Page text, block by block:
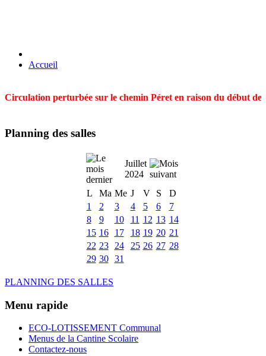
Accueil
Circulation perturbée sur le chemin Péret en raison du début
Planning des salles
Juillet
2024
L
Ma Me J V S
D
1
2 3 4 5 6
7
8
9 10 11 12 13 14
15 16 17 18 19 20 21
22 23 24 25 26 27 28
29 30 31
PLANNING DES SALLES
Menu rapide
ECO-LOTISSEMENT Communal
Menus de la Cantine Scolaire
Contactez-nous